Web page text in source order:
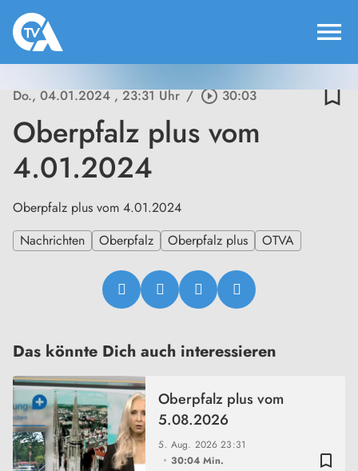
menu
Do., 04.01.2024, 23:31 Uhr / play_circle_outline30:03 bookmark_border
Oberpfalz plus vom
4.01.2024
Oberpfalz plus vom 4.01.2024
Nachrichten
Oberpfalz Oberpfalz plus OTVA
Das könnte Dich auch interessieren
bookmark_border
5. Aug. 202623:31
30:04 Min.
Oberpfalz plus vom
5.08.2026